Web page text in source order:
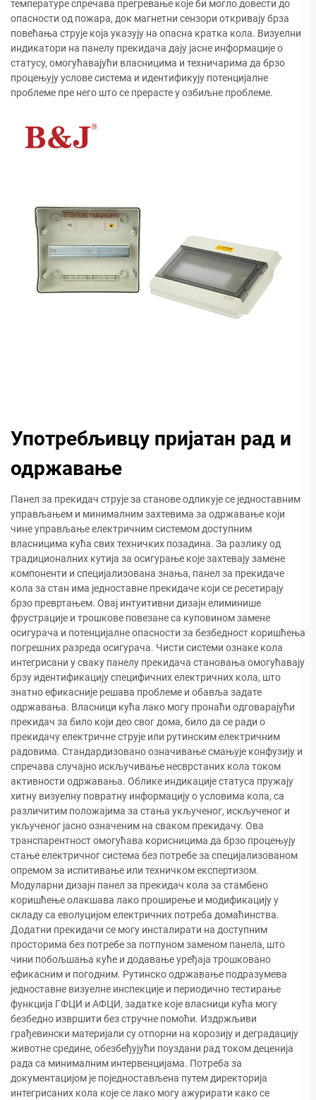
температуре спречава прегревање које би могло довести до
опасности од пожара, док магнетни сензори откривају брза
повећања струје која указују на опасна кратка кола. Визуелни
индикатори на панелу прекидача дају јасне информације о
статусу, омогућавајући власницима и техничарима да брзо
процењују услове система и идентификују потенцијалне
проблеме пре него што се прерасте у озбиљне проблеме.
Употребљивцу пријатан рад и
одржавање
Панел за прекидач струје за станове одликује се једноставним
управљањем и минималним захтевима за одржавање који
чине управљање електричним системом доступним
власницима кућа свих техничких позадина. За разлику од
традиционалних кутија за осигурање које захтевају замене
компоненти и специјализована знања, панел за прекидаче
кола за стан има једноставне прекидаче који се ресетирају
брзо превртањем. Овај интуитивни дизајн елиминише
фрустрације и трошкове повезане са куповином замене
осигурача и потенцијалне опасности за безбедност коришћења
погрешних разреда осигурача. Чисти системи ознаке кола
интегрисани у сваку панелу прекидача становања омогућавају
брзу идентификацију специфичних електричних кола, што
знатно ефикасније решава проблеме и обавља задате
одржавања. Власници кућа лако могу пронаћи одговарајући
прекидач за било који део свог дома, било да се ради о
прекидачу електричне струје или рутинским електричним
радовима. Стандардизовано означивање смањује конфузију и
спречава случајно искључивање несврстаних кола током
активности одржавања. Облике индикације статуса пружају
хитну визуелну повратну информацију о условима кола, са
различитим положајима за стања укљученог, искљученог и
укљученог јасно означеним на сваком прекидачу. Ова
транспарентност омогућава корисницима да брзо процењују
стање електричног система без потребе за специјализованом
опремом за испитивање или техничком експертизом.
Модуларни дизајн панел за прекидач кола за стамбено
коришћење олакшава лако проширење и модификацију у
складу са еволуцијом електричних потреба домаћинства.
Додатни прекидачи се могу инсталирати на доступним
просторима без потребе за потпуном заменом панела, што
чини побољшања куће и додавање уређаја трошковано
ефикасним и погодним. Рутинско одржавање подразумева
једноставне визуелне инспекције и периодично тестирање
функција ГФЦИ и АФЦИ, задатке које власници кућа могу
безбедно извршити без стручне помоћи. Издржљиви
грађевински материјали су отпорни на корозију и деградацију
животне средине, обезбеђујући поуздани рад током деценија
рада са минималним интервенцијама. Потреба за
документацијом је поједностављена путем директорија
интегрисаних кола које се лако могу ажурирати како се